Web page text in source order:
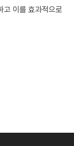
고 이를 효과적으로